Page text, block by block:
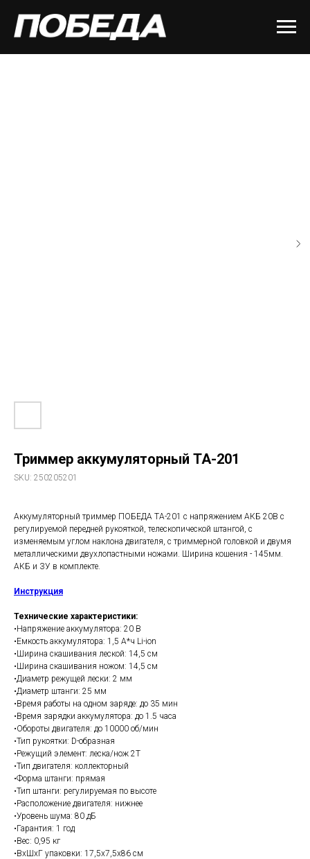
Триммер аккумуляторный ТА-201
SKU: 250205201
Аккумуляторный триммер ПОБЕДА ТА-201 с напряжением АКБ 20В с
регулируемой передней рукояткой, телескопической штангой, с
изменяемым углом наклона двигателя, с триммерной головкой и двумя
металлическими двухлопастными ножами. Ширина кошения - 145мм.
АКБ и ЗУ в комплекте.
Инструкция
Технические характеристики:
•Напряжение аккумулятора: 20 В
•Емкость аккумулятора: 1,5 А*ч Li-ion
•Ширина скашивания леской: 14,5 см
•Ширина скашивания ножом: 14,5 см
•Диаметр режущей лески: 2 мм
•Диаметр штанги: 25 мм
•Время работы на одном заряде: до 35 мин
•Время зарядки аккумулятора: до 1.5 часа
•Обороты двигателя: до 10000 об/мин
•Тип рукоятки: D-образная
•Режущий элемент: леска/нож 2Т
•Тип двигателя: коллекторный
•Форма штанги: прямая
•Тип штанги: регулируемая по высоте
•Расположение двигателя: нижнее
•Уровень шума: 80 дБ
•Гарантия: 1 год
•Вес: 0,95 кг
•ВхШхГ упаковки: 17,5х7,5х86 см